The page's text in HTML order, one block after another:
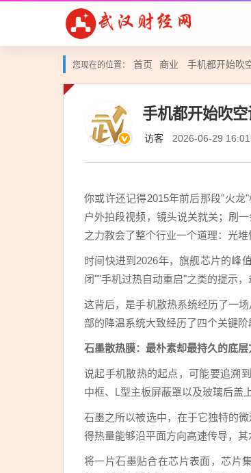
您现在的位置： 首页 商业 手机都开始吹
手机都开始吹
访客 2026-06-29
你或许还记得2015年前后那段"火
户外拍段视频，镜头说关就关；刷
之力教会了整个行业一个道理：光堆
时间快进到2026年，旗舰芯片的峰
闭""手机过热自动重启"之类的提示
这背后，是手机散热系统经历了一
部的降温系统大致经历了四个关键
石墨散热膜：最朴素却最持久的底层
说起手机散热的起点，可能要追溯
中框、L型主板屏蔽罩以及玻璃后盖
石墨之所以被选中，在于它独特的
得热量能够沿平面方向高速传导，
将一片石墨贴合在芯片表面，芯片